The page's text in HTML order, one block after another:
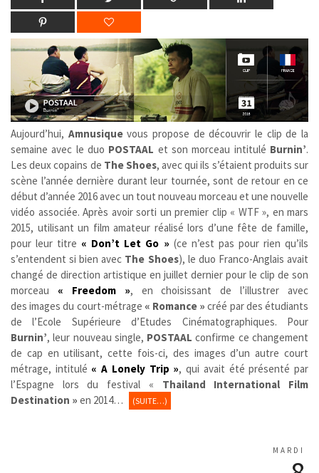
Aujourd’hui, Amnusiquevous propose de découvrir le clip de la
semaine avec le duo POSTAAL et son morceau intitulé Burnin’.
Les deux copains de The Shoes, avec qui ils s’étaient produits sur
scène l’année dernière durant leur tournée, sont de retour en ce
début d’année 2016 avec un tout nouveau morceau et une nouvelle
vidéo associée. Après avoir sorti un premier clip « WTF », en mars
2015, utilisant un film amateur réalisé lors d’une fête de famille,
pour leur titre « Don’t Let Go » (ce n’est pas pour rien qu’ils
s’entendent si bien avec The Shoes), le duo Franco-Anglais avait
changé de direction artistique en juillet dernier pour le clip de son
morceau « Freedom », en choisissant de l’illustrer avec
des images du court-métrage « Romance » créé par des étudiants
de l’Ecole Supérieure d’Etudes Cinématographiques. Pour
Burnin’, leur nouveau single, POSTAAL confirme ce changement
de cap en utilisant, cette fois-ci, des images d’un autre court
métrage, intitulé « A Lonely Trip », qui avait été présenté par
l’Espagne lors du festival « Thailand International Film
Destination » en 2014… (SUITE…)
MARDI